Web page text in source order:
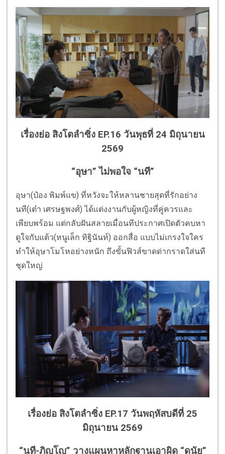
เรื่องย่อ สิงโตลำซิ่ง EP.16 วันพุธที่ 24 มิถุนายน
2569
“อุษา” ไม่พอใจ “นที”
อุษา(ป๋อง พิมพ์แข) ที่หวังจะให้หลานชายสุดที่รักอย่าง
นที(เต๋า เศรษฐพงศ์) ได้แต่งงานกับผู้หญิงที่คู่ควรและ
เพียบพร้อม แต่กลับฝันสลายเมื่อนทีประกาศเปิดตัวคบหา
ดูใจกับแต้ว(หนูเล็ก ทิฐินันท์) ออกสื่อ แบบไม่เกรงใจใคร
ทำให้อุษาโมโหอย่างหนัก ถึงขั้นฟิวส์ขาดด่ากราดใส่นที
ชุดใหญ่
เรื่องย่อ สิงโตลำซิ่ง EP.17 วันพฤหัสบดีที่ 25
มิถุนายน 2569
“นที-ภิญโญ” วางแผนหาหลักฐานเอาผิด “ดนัย”